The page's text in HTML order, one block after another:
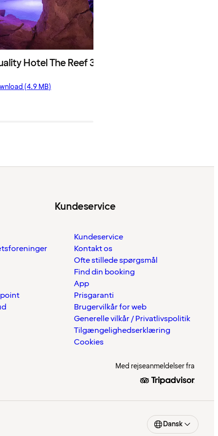
Hotel The Reef 3.JPG
(4.9 MB)
Kundeservice
Kundeservice
Kontakt os
Ofte stillede spørgsmål
Find din booking
App
Prisgaranti
Brugervilkår for web
Generelle vilkår / Privatlivspolitik
Tilgængelighedserklæring
Cookies
Med rejseanmeldelser fra
Dansk